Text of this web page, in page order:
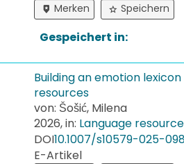
Merken Speichern
Gespeichert in:
Building an emotion
resources
von: Šošić, Milena
2026, in: Language
DOI10.​1007/​s10579-​025-​
E-Artikel